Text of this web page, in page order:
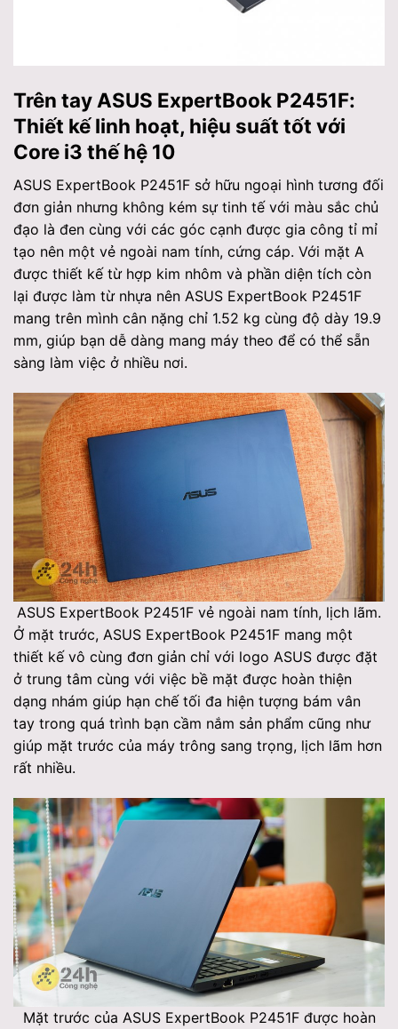
Trên tay ASUS ExpertBook P2451F:
Thiết kế linh hoạt, hiệu suất tốt với
Core i3 thế hệ 10
ASUS ExpertBook P2451F sở hữu ngoại hình tương đối
đơn giản nhưng không kém sự tinh tế với màu sắc chủ
đạo là đen cùng với các góc cạnh được gia công tỉ mỉ
tạo nên một vẻ ngoài nam tính, cứng cáp. Với mặt A
được thiết kế từ hợp kim nhôm và phần diện tích còn
lại được làm từ nhựa nên ASUS ExpertBook P2451F
mang trên mình cân nặng chỉ 1.52 kg cùng độ dày 19.9
mm, giúp bạn dễ dàng mang máy theo để có thể sẵn
sàng làm việc ở nhiều nơi.
ASUS ExpertBook P2451F vẻ ngoài nam tính, lịch lãm.
Ở mặt trước, ASUS ExpertBook P2451F mang một
thiết kế vô cùng đơn giản chỉ với logo ASUS được đặt
ở trung tâm cùng với việc bề mặt được hoàn thiện
dạng nhám giúp hạn chế tối đa hiện tượng bám vân
tay trong quá trình bạn cầm nắm sản phẩm cũng như
giúp mặt trước của máy trông sang trọng, lịch lãm hơn
rất nhiều.
Mặt trước của ASUS ExpertBook P2451F được hoàn